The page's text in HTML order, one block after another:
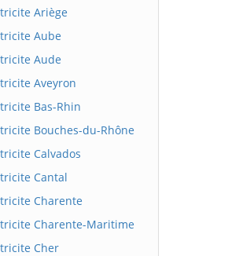
Ariège
Aube
Aude
Aveyron
Bas-Rhin
Bouches-du-Rhône
Calvados
Cantal
Charente
Charente-Maritime
Cher